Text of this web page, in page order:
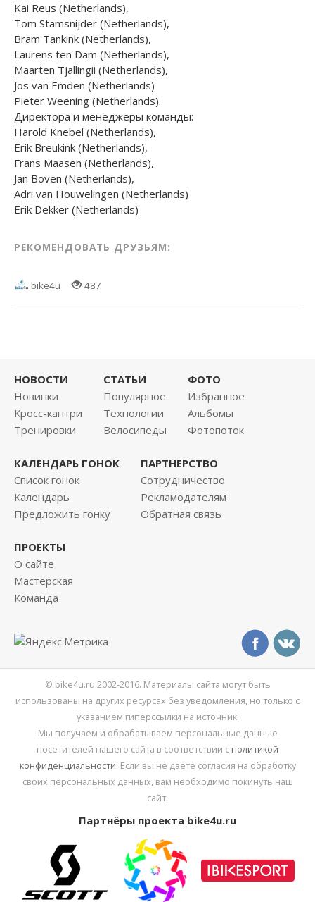
Kai Reus (Netherlands),
Tom Stamsnijder (Netherlands),
Bram Tankink (Netherlands),
Laurens ten Dam (Netherlands),
Maarten Tjallingii (Netherlands),
Jos van Emden (Netherlands)
Pieter Weening (Netherlands).
Директора и менеджеры команды:
Harold Knebel (Netherlands),
Erik Breukink (Netherlands),
Frans Maasen (Netherlands),
Jan Boven (Netherlands),
Adri van Houwelingen (Netherlands)
Erik Dekker (Netherlands)
РЕКОМЕНДОВАТЬ ДРУЗЬЯМ:
bike4u 487
НОВОСТИ
Новинки
Кросс-кантри
Тренировки
СТАТЬИ
Популярное
Технологии
Велосипеды
ФОТО
Избранное
Альбомы
Фотопоток
КАЛЕНДАРЬ ГОНОК
Список гонок
Календарь
Предложить гонку
ПАРТНЕРСТВО
Сотрудничество
Рекламодателям
Обратная связь
ПРОЕКТЫ
О сайте
Мастерская
Команда
© bike4u.ru 2002-2016. Материалы сайта могут быть
использованы на других ресурсах без уведомления, но только с
указанием гиперссылки на источник.
Мы получаем и обрабатываем персональные данные
посетителей нашего сайта в соответствии с политикой
конфиденциальности. Если вы не даете согласия на обработку
своих персональных данных, вам необходимо покинуть наш
сайт.
Партнёры проекта bike4u.ru